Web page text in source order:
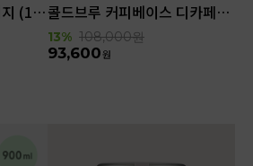
커피빈스 원두 체험패키지 (1kg) 콜드브루 커피베이스 디카페인 (900ml x 6ea)
13% 108,000원
93,600원